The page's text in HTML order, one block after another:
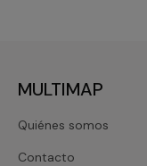
MULTIMAP
Quiénes somos
Contacto